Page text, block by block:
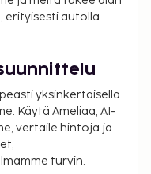
lisätietoja asiasta
tietojen avulla.
hintaan sisältyvät
erityisesti autolla
yksinkertaisella
Käytä Ameliaa, AI-
vertaile hintoja ja
turvin.